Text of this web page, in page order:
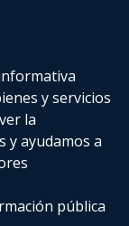
y servicios
la
y ayudamos a
pública